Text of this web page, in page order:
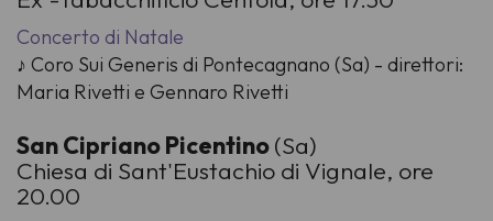
Concerto di Natale
♪ Coro Sui Generis di Pontecagnano (Sa) - direttori:
Maria Rivetti e Gennaro Rivetti
San Cipriano Picentino(Sa)
Chiesa di Sant'Eustachio di Vignale, ore
20.00